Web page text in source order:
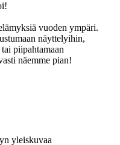
vuoden ympäri.
näyttelyihin,
piipahtamaan
näemme pian!